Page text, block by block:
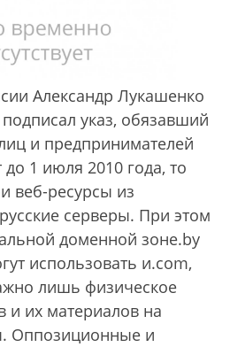
Александр Лукашенко
указ, обязавший
и предпринимателей
до 1 июля 2010 года, то
веб-ресурсы из
серверы. При этом
доменной зоне.by
использовать и.com,
лишь физическое
и их материалов на
Оппозиционные и